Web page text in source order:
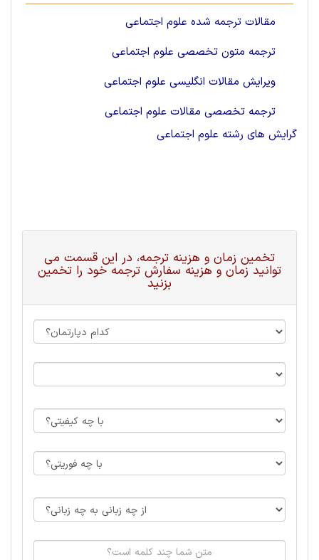
مقالات ترجمه شده علوم اجتماعی
ترجمه متون تخصصی علوم اجتماعی
ویرایش مقالات انگلیسی علوم اجتماعی
ترجمه تخصصی مقالات علوم اجتماعی
گرایش های رشته علوم اجتماعی
تخمین زمان و هزینه ترجمه، در این قسمت می
توانید زمان و هزینه سفارش ترجمه خود را تخمین
بزنید